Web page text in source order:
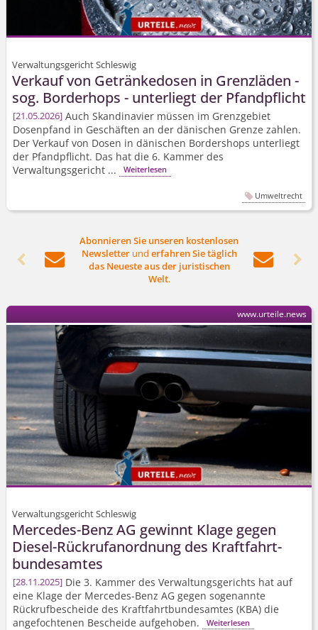
Verwaltungsgericht Schleswig
Verkauf von Getränkedosen in Grenzläden -
sog. Borderhops - unterliegt der Pfandpflicht
21.05.2026 Auch Skandinavier müssen im Grenzgebiet
Dosenpfand in Geschäften an der dänischen Grenze zahlen.
Der Verkauf von Dosen in dänischen Bordershops unterliegt
der Pfandpflicht. Das hat die 6. Kammer des
Verwaltungsgericht ...
Weiterlesen
Umweltrecht
 
Abonnieren Sie unseren kostenlosen
Newsletterund erfahren Sie täglich
das Neueste aus der juristischen
Welt.
 
Verwaltungsgericht Schleswig
Mercedes-Benz AG gewinnt Klage gegen
Diesel-Rückrufanordnung des Kraftfahrt­
bundesamtes
28.11.2025 Die 3. Kammer des Verwaltungsgerichts hat auf
eine Klage der Mercedes-Benz AG gegen sogenannte
Rückrufbescheide des Kraftfahrt­bundesamtes (KBA) die
angefochtenen Bescheide aufgehoben.
Weiterlesen
www.urteile.news